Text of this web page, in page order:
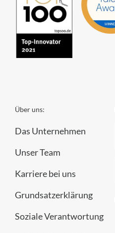
Über uns:
Das Unternehmen
Unser Team
Karriere bei uns
Grundsatzerklärung
Soziale Verantwortung